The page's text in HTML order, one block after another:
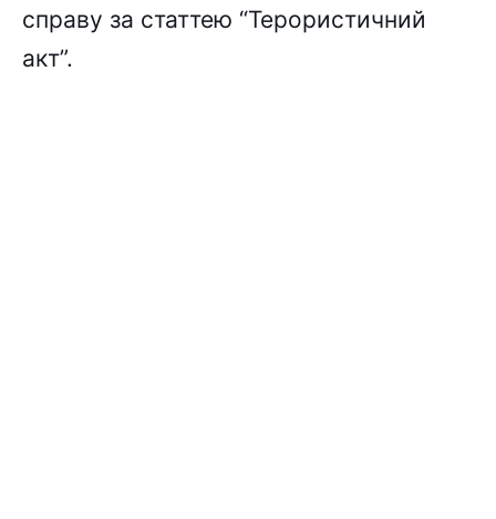
справу за статтею “Терористичний
акт”.